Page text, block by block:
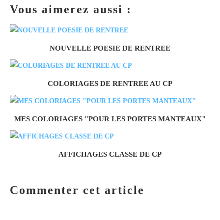
Vous aimerez aussi :
NOUVELLE POESIE DE RENTREE
COLORIAGES DE RENTREE AU CP
MES COLORIAGES "POUR LES PORTES MANTEAUX"
AFFICHAGES CLASSE DE CP
Commenter cet article